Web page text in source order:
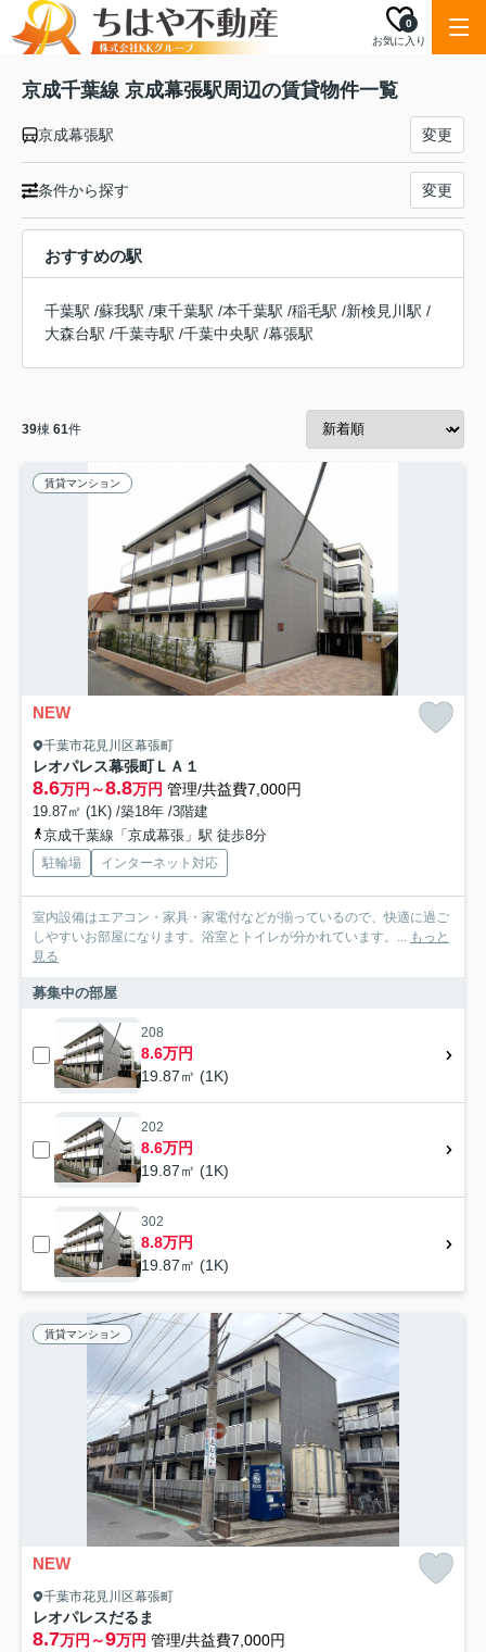
お気に入り
0
京成千葉線 京成幕張駅周辺の賃貸物件一覧
京成幕張駅 変更
条件から探す 変更
おすすめの駅
千葉駅 /蘇我駅 /東千葉駅 /本千葉駅 /稲毛駅 /新検見川駅 /
大森台駅 /千葉寺駅 /千葉中央駅 /幕張駅
39棟 61件
賃貸マンション
NEW
千葉市花見川区幕張町
レオパレス幕張町ＬＡ１
8.6万円～8.8万円 管理/共益費7,000円
19.87㎡ (1K) /築18年 /3階建
京成千葉線「京成幕張」駅 徒歩8分
駐輪場 インターネット対応
室内設備はエアコン・家具・家電付などが揃っているので、快適に過ご
しやすいお部屋になります。浴室とトイレが分かれています。... もっと
見る
募集中の部屋
208
8.6万円
19.87㎡ (1K)
202
8.6万円
19.87㎡ (1K)
302
8.8万円
19.87㎡ (1K)
賃貸マンション
NEW
千葉市花見川区幕張町
レオパレスだるま
8.7万円～9万円 管理/共益費7,000円